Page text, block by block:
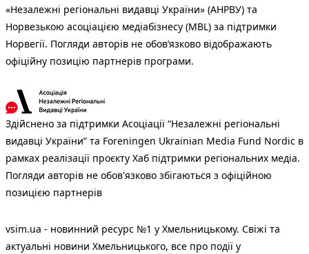
«Незалежні регіональні видавці України» (АНРВУ) та
Норвезькою асоціацією медіабізнесу (MBL) за підтримки
Норвегії. Погляди авторів не обов’язково відображають
офіційну позицію партнерів програми.
Здійснено за підтримки Асоціації “Незалежні регіональні
видавці України” та Foreningen Ukrainian Media Fund Nordic в
рамках реалізації проєкту Хаб підтримки регіональних медіа.
Погляди авторів не обов'язково збігаються з офіційною
позицією партнерів
vsim.ua - новинний ресурс №1 у Хмельницькому. Свіжі та
актуальні новини Хмельницького, все про події у